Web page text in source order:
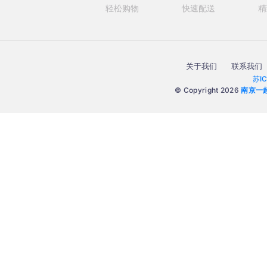
轻松购物 快速配送
关于我们 联系我们
苏
© Copyright 2026南京一